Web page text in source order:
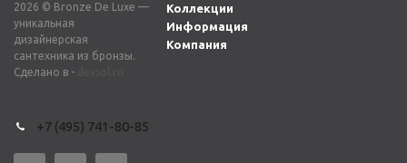
2026 © Bronze De Luxe —
уникальная
дизайнерская
сантехника из бронзы.
Сделано в -
Коллекции
Информация
Компания
+7 (495) 741-80-85